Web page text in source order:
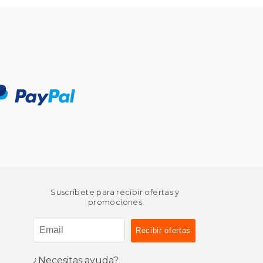
Suscríbete para recibir ofertas y
promociones
¿Necesitas ayuda?